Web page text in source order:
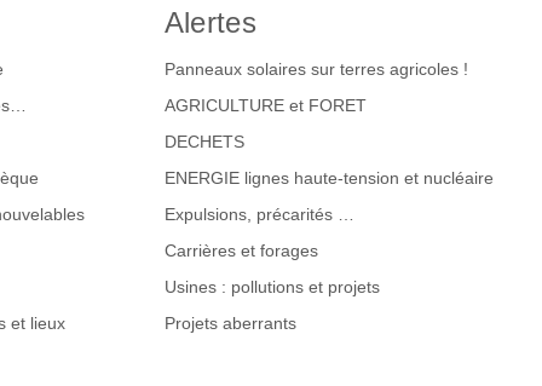
et lieux
Alertes
Panneaux solaires sur terres agricoles !
AGRICULTURE et FORET
DECHETS
ENERGIE lignes haute-tension et nucléaire
Expulsions, précarités …
Carrières et forages
Usines : pollutions et projets
Projets aberrants